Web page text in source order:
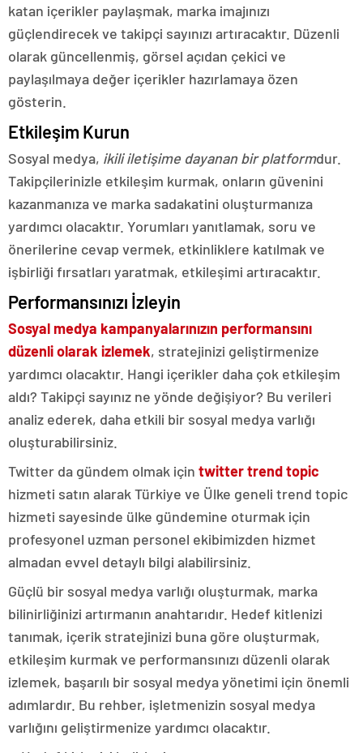
katan içerikler paylaşmak, marka imajınızı
güçlendirecek ve takipçi sayınızı artıracaktır. Düzenli
olarak güncellenmiş, görsel açıdan çekici ve
paylaşılmaya değer içerikler hazırlamaya özen
gösterin.
Etkileşim Kurun
Sosyal medya, ikili iletişime dayanan bir platformdur.
Takipçilerinizle etkileşim kurmak, onların güvenini
kazanmanıza ve marka sadakatini oluşturmanıza
yardımcı olacaktır. Yorumları yanıtlamak, soru ve
önerilerine cevap vermek, etkinliklere katılmak ve
işbirliği fırsatları yaratmak, etkileşimi artıracaktır.
Performansınızı İzleyin
Sosyal medya kampanyalarınızın performansını
düzenli olarak izlemek, stratejinizi geliştirmenize
yardımcı olacaktır. Hangi içerikler daha çok etkileşim
aldı? Takipçi sayınız ne yönde değişiyor? Bu verileri
analiz ederek, daha etkili bir sosyal medya varlığı
oluşturabilirsiniz.
Twitter da gündem olmak için twitter trend topic
hizmeti satın alarak Türkiye ve Ülke geneli trend topic
hizmeti sayesinde ülke gündemine oturmak için
profesyonel uzman personel ekibimizden hizmet
almadan evvel detaylı bilgi alabilirsiniz.
Güçlü bir sosyal medya varlığı oluşturmak, marka
bilinirliğinizi artırmanın anahtarıdır. Hedef kitlenizi
tanımak, içerik stratejinizi buna göre oluşturmak,
etkileşim kurmak ve performansınızı düzenli olarak
izlemek, başarılı bir sosyal medya yönetimi için önemli
adımlardır. Bu rehber, işletmenizin sosyal medya
varlığını geliştirmenize yardımcı olacaktır.